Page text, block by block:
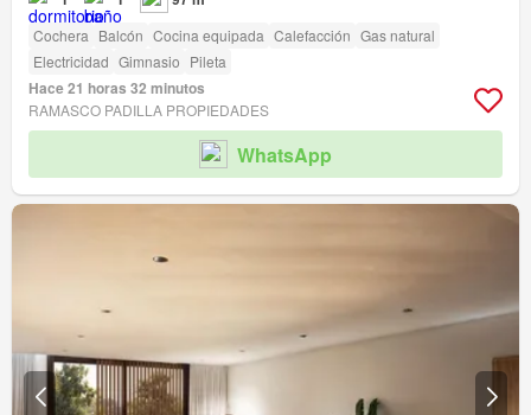
Cochera Balcón Cocina equipada Calefacción Gas natural
Electricidad Gimnasio Pileta
Hace 21 horas 32 minutos
RAMASCO PADILLA PROPIEDADES
WhatsApp